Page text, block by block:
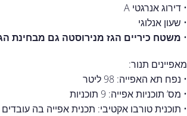
• דירוג אנרגטי A
• שעון אנלוגי
• משטח כיריים הגז מנירוסטה גם מבחינת
מאפיינים תנור:
• נפח תא האפייה: 98 ליטר
• מס’ תוכניות אפייה: 9 תוכניות
• תוכנית טורבו אקטיבי: תכנית אפייה בה